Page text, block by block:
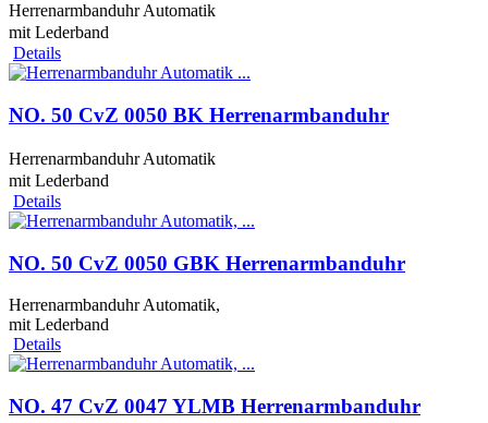
Herrenarmbanduhr Automatik
mit Lederband
Details
NO. 50 CvZ 0050 BK Herrenarmbanduhr
Herrenarmbanduhr Automatik
mit Lederband
Details
NO. 50 CvZ 0050 GBK Herrenarmbanduhr
Herrenarmbanduhr Automatik,
mit Lederband
Details
NO. 47 CvZ 0047 YLMB Herrenarmbanduhr